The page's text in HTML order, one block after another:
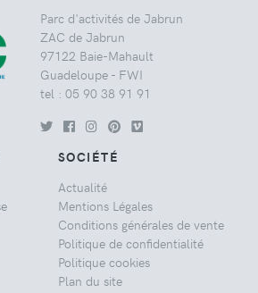
Parc d'activités de Jabrun
ZAC de Jabrun
97122 Baie-Mahault
Guadeloupe - FWI
tel : 05 90 38 91 91
SOCIÉTÉ
Actualité
Mentions Légales
Conditions générales de vente
Politique de confidentialité
Politique cookies
Plan du site